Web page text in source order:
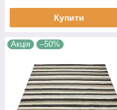
Купити
Акція –50%